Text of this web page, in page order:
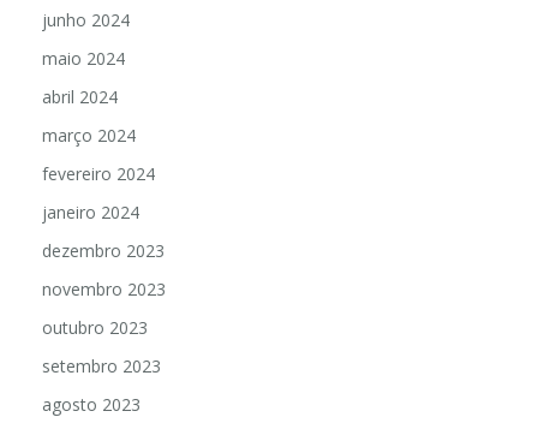
junho 2024
maio 2024
abril 2024
março 2024
fevereiro 2024
janeiro 2024
dezembro 2023
novembro 2023
outubro 2023
setembro 2023
agosto 2023